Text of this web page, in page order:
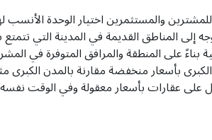
والمستثمرين اختيار الوحدة الأنسب
المناطق القديمة في المدينة التي
بناءً على المنطقة والمرافق المتوفرة في
بأسعار منخفضة مقارنة بالمدن الكبرى
على عقارات بأسعار معقولة وفي الوقت